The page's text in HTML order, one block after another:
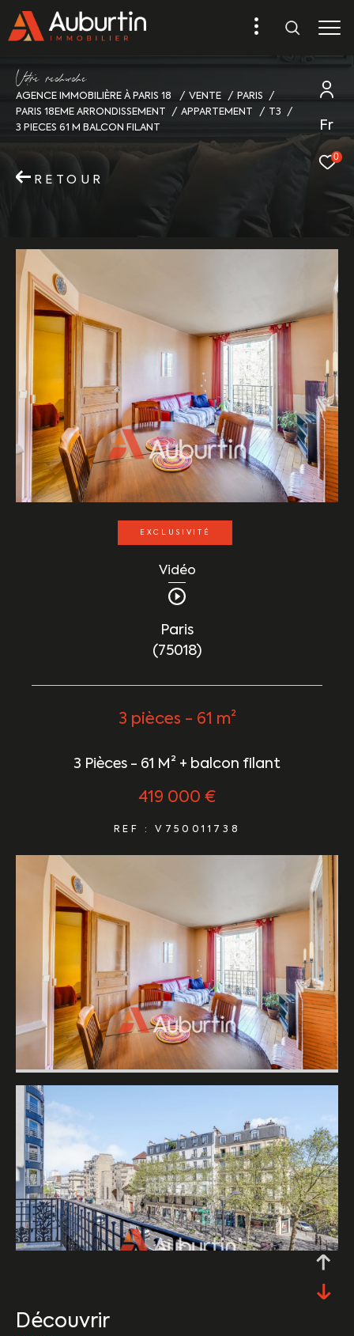
Fr
0
Vore recece
AGENCE IMMOBILIÈRE À PARIS 18 VENTE
PARIS
PARIS 18EME ARRONDISSEMENT
APPARTEMENT
T3
3 PIECES 61 M BALCON FILANT
RETOUR
EXCLUSIVITÉ
Vidéo
Paris
(75018)
3 pièces - 61 m²
3 Pièces - 61 M² + balcon filant
419 000 €
REF : V750011738
découvrir